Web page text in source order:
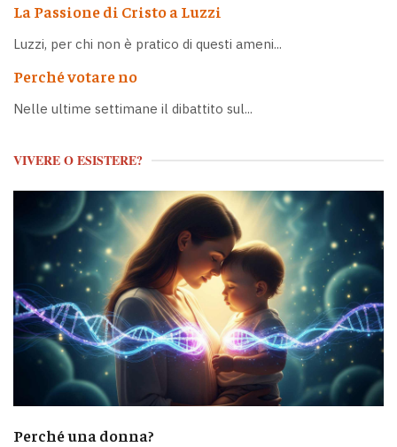
La Passione di Cristo a Luzzi
Luzzi, per chi non è pratico di questi ameni...
Perché votare no
Nelle ultime settimane il dibattito sul...
VIVERE O ESISTERE?
Perché una donna?